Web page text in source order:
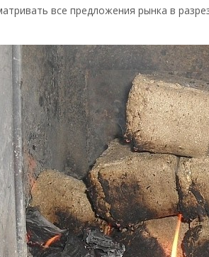
все предложения рынка в